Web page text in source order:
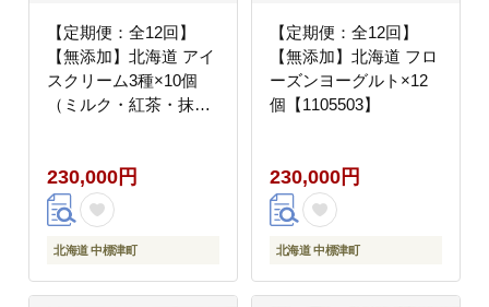
【定期便：全12回】
【無添加】北海道 アイ
スクリーム3種×10個
（ミルク・紅茶・抹
【1104903】
230,000円
北海道 中標津町
【定期便：全12回】
【無添加】北海道 フロ
ーズンヨーグルト×12
個【1105503】
230,000円
北海道 中標津町